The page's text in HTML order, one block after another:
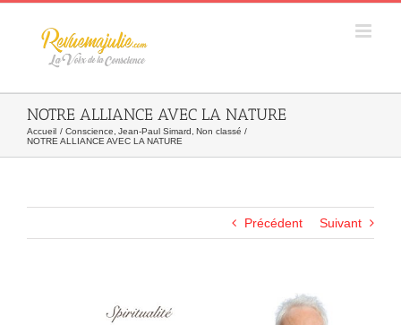
Skip
NOTRE ALLIANCE AVEC LA NATURE
Accueil Conscience Jean-Paul Simard Non classé
NOTRE ALLIANCE AVEC LA NATURE
Précédent Suivant